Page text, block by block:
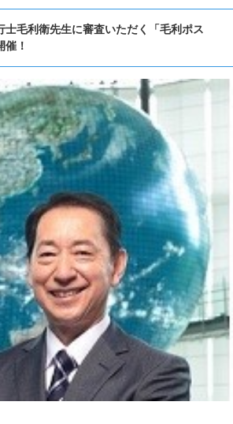
士毛利衛先生に審査いただく「毛利ポス
催！